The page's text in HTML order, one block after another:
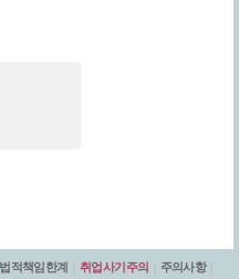
법적책임한계 취업사기주의 주의사항